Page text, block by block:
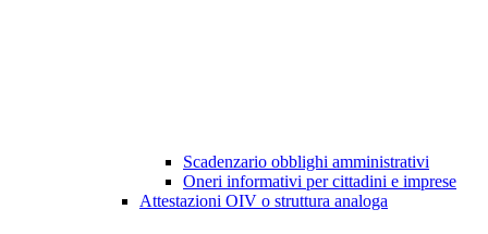
Scadenzario obblighi amministrativi
Oneri informativi per cittadini e imprese
Attestazioni OIV o struttura analoga